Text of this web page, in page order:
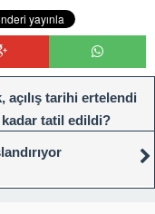
açılış tarihi ertelendi
kadar tatil edildi?